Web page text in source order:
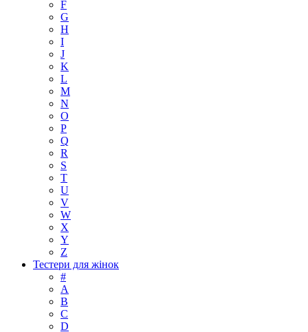
F
G
H
I
J
K
L
M
N
O
P
Q
R
S
T
U
V
W
X
Y
Z
Тестери для жінок
#
A
B
C
D